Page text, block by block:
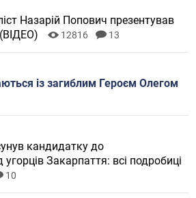
Назарій Попович презентував
12816 13
із загиблим Героєм Олегом
кандидатку до
Закарпаття: всі подробиці
10